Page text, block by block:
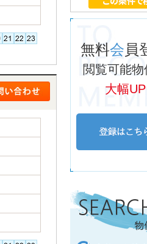
無料会員
閲覧可能物
大幅UP